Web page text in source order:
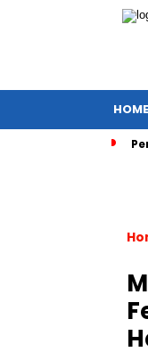
HOME